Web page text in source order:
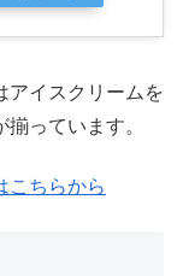
アイスクリームを
っています。
こちらから